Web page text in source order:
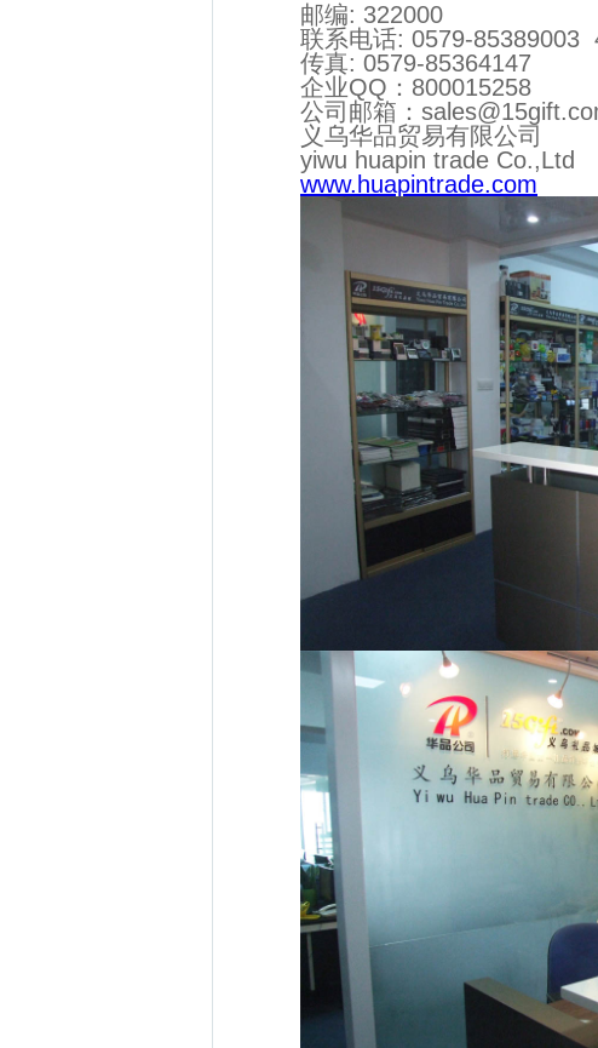
邮编: 322000
联系电话: 0579-85389003
传真: 0579-85364147
企业QQ：800015258
公司邮箱：
义乌华品贸易有限公司
yiwu huapin trade Co.,Ltd
www.huapintrade.com